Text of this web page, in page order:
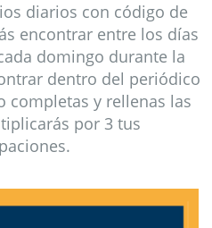
diarios con código de
encontrar entre los días
domingo durante la
dentro del periódico
completas y rellenas las
por 3 tus